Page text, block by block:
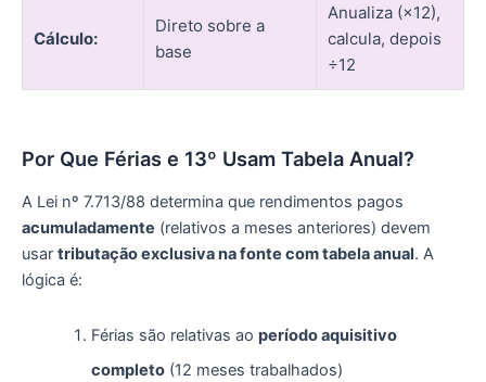
Cálculo:
Direto sobre a
base
Anualiza (×12),
calcula, depois
÷12
Por Que Férias e 13º Usam Tabela Anual?
A Lei nº 7.713/88 determina que rendimentos pagos
acumuladamente (relativos a meses anteriores) devem
usar tributação exclusiva na fonte com tabela anual. A
lógica é:
Férias são relativas ao período aquisitivo
completo(12 meses trabalhados)